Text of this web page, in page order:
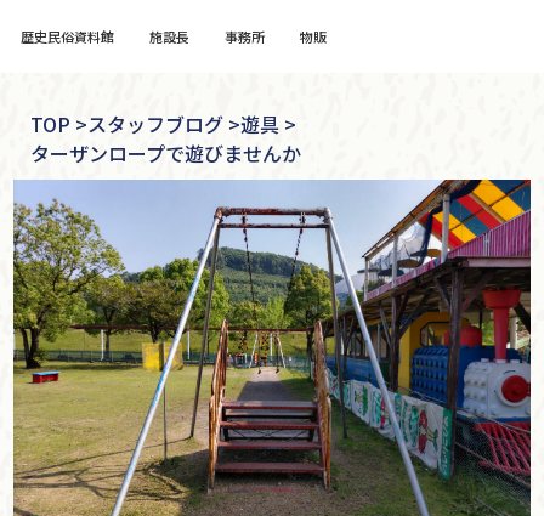
歴史民俗資料館 施設長 事務所 物販
TOP >スタッフブログ >遊具 >
ターザンロープで遊びませんか